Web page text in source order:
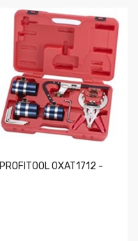
PROFITOOL 0XAT1712 -